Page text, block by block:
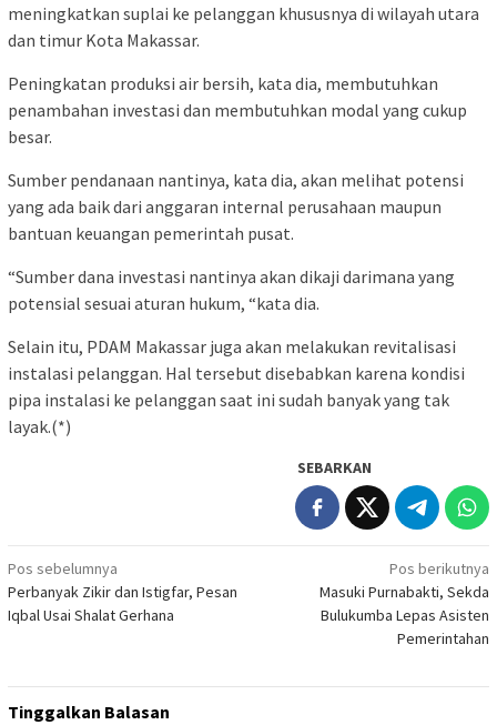
meningkatkan suplai ke pelanggan khususnya di wilayah utara
dan timur Kota Makassar.
Peningkatan produksi air bersih, kata dia, membutuhkan
penambahan investasi dan membutuhkan modal yang cukup
besar.
Sumber pendanaan nantinya, kata dia, akan melihat potensi
yang ada baik dari anggaran internal perusahaan maupun
bantuan keuangan pemerintah pusat.
“Sumber dana investasi nantinya akan dikaji darimana yang
potensial sesuai aturan hukum, “kata dia.
Selain itu, PDAM Makassar juga akan melakukan revitalisasi
instalasi pelanggan. Hal tersebut disebabkan karena kondisi
pipa instalasi ke pelanggan saat ini sudah banyak yang tak
layak.(*)
SEBARKAN
Navigasi
pos
Pos sebelumnya
Perbanyak Zikir dan Istigfar, Pesan
Iqbal Usai Shalat Gerhana
Pos berikutnya
Masuki Purnabakti, Sekda
Bulukumba Lepas Asisten
Pemerintahan
Tinggalkan Balasan